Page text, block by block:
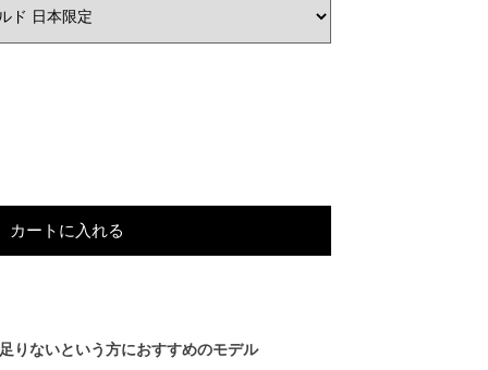
カートに入れる
りないという方におすすめのモデル